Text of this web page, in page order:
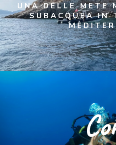
UNA DELLE METE
SUBACQUEA IN